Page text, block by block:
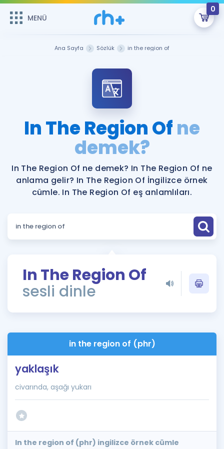
MENÜ
0
Şifremi Hatırlamıyorum
Sepetin Şu An Boş.
Remzi Hoca ile seni sınava hazırlayacak onlarca eğitim seni
bekliyor!
MENÜ
Katılımcı Görüşleri
Faydalı Araçlar
Ücretsiz Kaynaklar
Puan Hesaplama
ÖSYM Sınav Takvimi
Kampanyalar
İngilizce Gramer
İngilizce Gramer
Ana Sayfa Sözlük in the region of
In The Region Ofne
demek?
In The Region Of ne demek? In The Region Of ne
anlama gelir? In The Region Of İngilizce örnek
cümle. In The Region Of eş anlamlıları.
In The Region Of
sesli dinle
in the region of (phr)
yaklaşık
civarında, aşağı yukarı
In the region of (phr) ingilizce örnek cümle